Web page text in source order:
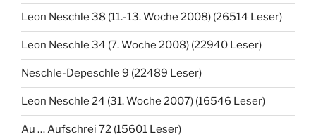
Leon Neschle 38 (11.-13. Woche 2008) (26514 Leser)
Leon Neschle 34 (7. Woche 2008) (22940 Leser)
Neschle-Depeschle 9 (22489 Leser)
Leon Neschle 24 (31. Woche 2007) (16546 Leser)
Au … Aufschrei 72 (15601 Leser)